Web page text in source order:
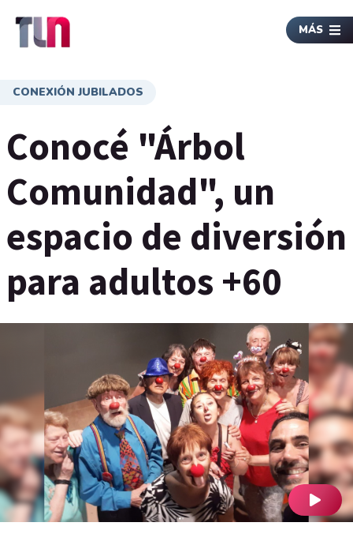
MÁS
CONEXIÓN JUBILADOS
Conocé "Árbol
Comunidad", un
espacio de diversión
para adultos +60